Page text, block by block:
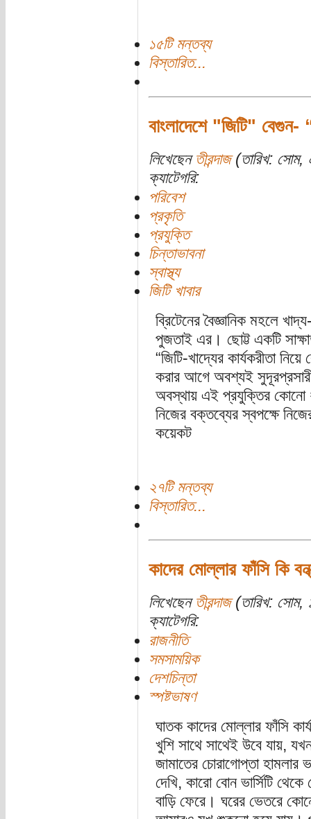
১৫টি মন্তব্য
বিস্তারিত...
বাংলাদেশে "জিটি" বেগুন-
লিখেছেন তীরন্দাজ(তারিখ:
ক্যাটেগরি:
পরিবেশ
প্রকৃতি
প্রযুক্তি
চিন্তাভাবনা
স্বাস্থ্য
জিটি খাবার
ব্রিটেনের বৈজ্ঞানিক মহলে
পুজতাই এর। ছোট্ট একটি
“জিটি-খাদ্যের কার্যকরীতা
করার আগে অবশ্যই সুদূরপ্রসারী
অবস্থায় এই প্রযুক্তির কোনো
নিজের বক্তব্যের স্বপক্ষে
কয়েকট
২৭টি মন্তব্য
বিস্তারিত...
কাদের মোল্লার ফাঁসি কি
লিখেছেন তীরন্দাজ(তারিখ: সোম,
ক্যাটেগরি:
রাজনীতি
সমসাময়িক
দেশচিন্তা
স্পষ্টভাষণ
ঘাতক কাদের মোল্লার ফাঁসি
খুশি সাথে সাথেই উবে যায়,
জামাতের চোরাগোপ্তা
দেখি, কারো বোন ভার্সিটি
বাড়ি ফেরে। ঘরের ভেতরে